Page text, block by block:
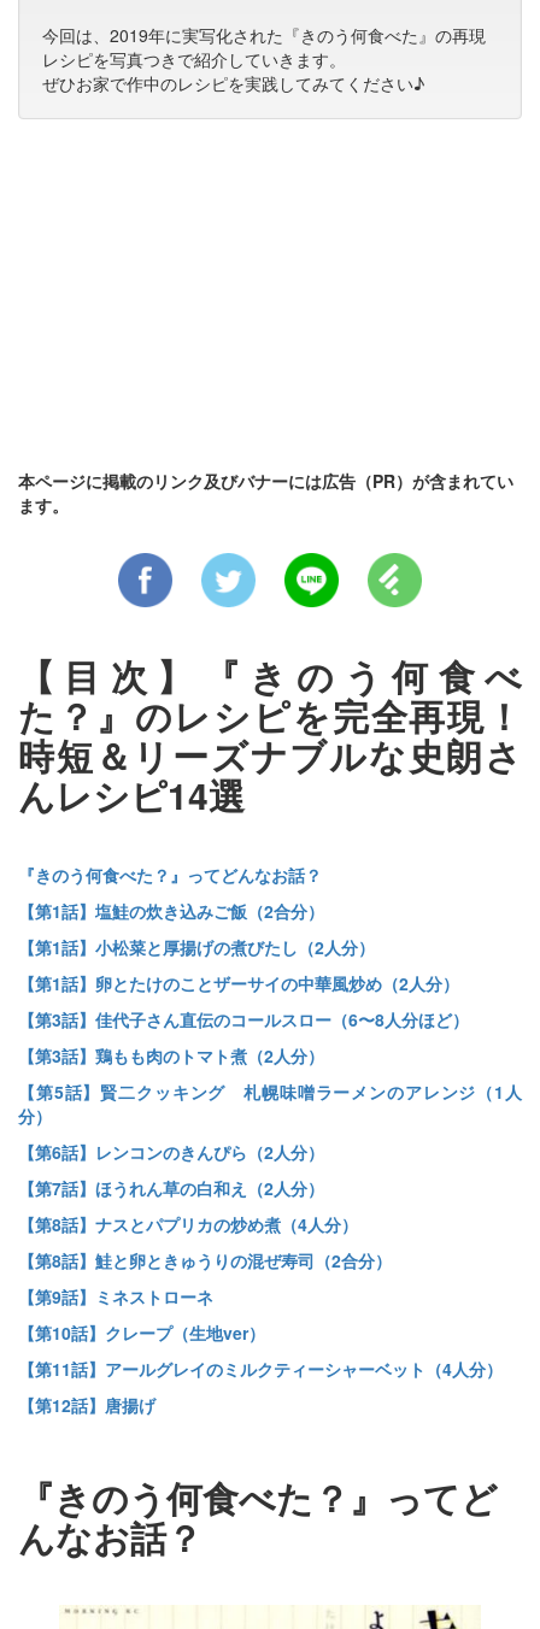
今回は、2019年に実写化された『きのう何食べた』の再現
レシピを写真つきで紹介していきます。
ぜひお家で作中のレシピを実践してみてください♪
本ページに掲載のリンク及びバナーには広告（PR）が含まれてい
ます。
【目次】『きのう何食べ
た？』のレシピを完全再現！
時短＆リーズナブルな史朗さ
んレシピ14選
『きのう何食べた？』ってどんなお話？
【第1話】塩鮭の炊き込みご飯（2合分）
【第1話】小松菜と厚揚げの煮びたし（2人分）
【第1話】卵とたけのことザーサイの中華風炒め（2人分）
【第3話】佳代子さん直伝のコールスロー（6〜8人分ほど）
【第3話】鶏もも肉のトマト煮（2人分）
【第5話】賢二クッキング 札幌味噌ラーメンのアレンジ（1人
分）
【第6話】レンコンのきんぴら（2人分）
【第7話】ほうれん草の白和え（2人分）
【第8話】ナスとパプリカの炒め煮（4人分）
【第8話】鮭と卵ときゅうりの混ぜ寿司（2合分）
【第9話】ミネストローネ
【第10話】クレープ（生地ver）
【第11話】アールグレイのミルクティーシャーベット（4人分）
【第12話】唐揚げ
『きのう何食べた？』ってど
んなお話？